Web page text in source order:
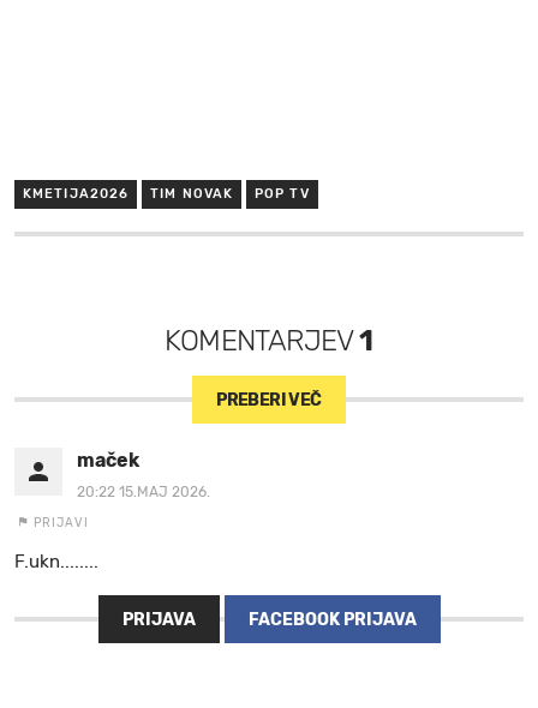
KMETIJA2026 TIM NOVAK POP TV
KOMENTARJEV1
PREBERI VEČ
maček
20:22 15.MAJ 2026.
PRIJAVI
F.ukn........
PRIJAVA FACEBOOK PRIJAVA